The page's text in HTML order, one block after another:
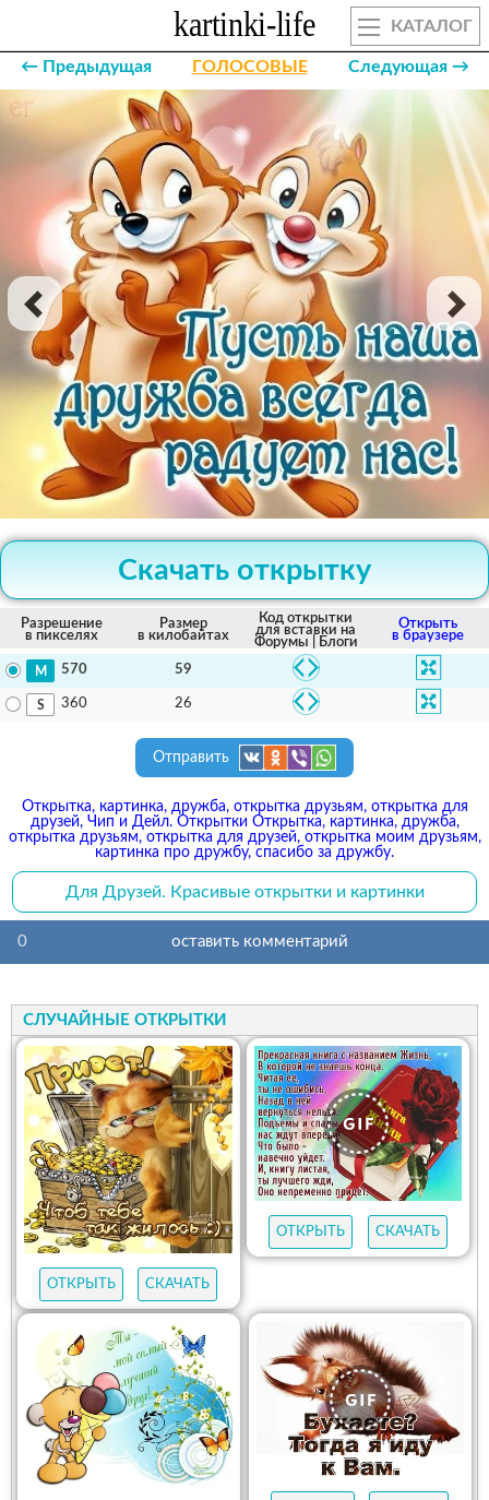
КАТАЛОГ
← Предыдущая ГОЛОСОВЫЕ Следующая →
Скачать открытку
Разрешение
в пикселях
Размер
в килобайтах
Код открытки
для вставки на
Форумы | Блоги
Открыть
в браузере
570 59
360 26
Отправить
Открытка, картинка, дружба, открытка друзьям, открытка для
друзей, Чип и Дейл. Открытки Открытка, картинка, дружба,
открытка друзьям, открытка для друзей, открытка моим друзьям,
картинка про дружбу, спасибо за дружбу.
Для Друзей. Красивые открытки и картинки
0 оставить комментарий
СЛУЧАЙНЫЕ ОТКРЫТКИ
ОТКРЫТЬ СКАЧАТЬ
ОТКРЫТЬ СКАЧАТЬ